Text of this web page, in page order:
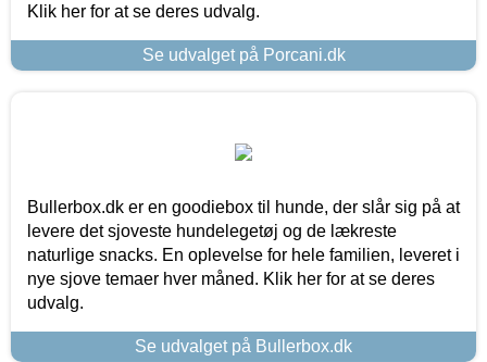
Klik her for at se deres udvalg.
Se udvalget på Porcani.dk
Bullerbox.dk er en goodiebox til hunde, der slår sig på at
levere det sjoveste hundelegetøj og de lækreste
naturlige snacks. En oplevelse for hele familien, leveret i
nye sjove temaer hver måned. Klik her for at se deres
udvalg.
Se udvalget på Bullerbox.dk